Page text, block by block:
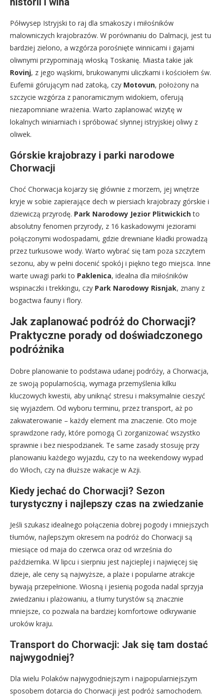
Półwysep Istryjski to raj dla smakoszy i miłośników
malowniczych krajobrazów. W porównaniu do Dalmacji, jest tu
bardziej zielono, a wzgórza porośnięte winnicami i gajami
oliwnymi przypominają włoską Toskanię. Miasta takie jak
Rovinj, z jego wąskimi, brukowanymi uliczkami i kościołem św.
Eufemii górującym nad zatoką, czy Motovun, położony na
szczycie wzgórza z panoramicznym widokiem, oferują
niezapomniane wrażenia. Warto zaplanować wizytę w
lokalnych winiarniach i spróbować słynnej istryjskiej oliwy z
oliwek.
Górskie krajobrazy i parki narodowe
Chorwacji
Choć Chorwacja kojarzy się głównie z morzem, jej wnętrze
kryje w sobie zapierające dech w piersiach krajobrazy górskie i
dziewiczą przyrodę. Park Narodowy Jezior Plitwickichto
absolutny fenomen przyrody, z 16 kaskadowymi jeziorami
połączonymi wodospadami, gdzie drewniane kładki prowadzą
przez turkusowe wody. Warto wybrać się tam poza szczytem
sezonu, aby w pełni docenić spokój i piękno tego miejsca. Inne
warte uwagi parki to Paklenica, idealna dla miłośników
wspinaczki i trekkingu, czy Park Narodowy Risnjak, znany z
bogactwa fauny i flory.
Jak zaplanować podróż do Chorwacji?
Praktyczne porady od doświadczonego
podróżnika
Dobre planowanie to podstawa udanej podróży, a Chorwacja,
ze swoją popularnością, wymaga przemyślenia kilku
kluczowych kwestii, aby uniknąć stresu i maksymalnie cieszyć
się wyjazdem. Od wyboru terminu, przez transport, aż po
zakwaterowanie – każdy element ma znaczenie. Oto moje
sprawdzone rady, które pomogą Ci zorganizować wszystko
sprawnie i bez niespodzianek. Te same zasady stosuję przy
planowaniu każdego wyjazdu, czy to na weekendowy wypad
do Włoch, czy na dłuższe wakacje w Azji.
Kiedy jechać do Chorwacji? Sezon
turystyczny i najlepszy czas na zwiedzanie
Jeśli szukasz idealnego połączenia dobrej pogody i mniejszych
tłumów, najlepszym okresem na podróż do Chorwacji są
miesiące od maja do czerwca oraz od września do
października. W lipcu i sierpniu jest najcieplej i najwięcej się
dzieje, ale ceny są najwyższe, a plaże i popularne atrakcje
bywają przepełnione. Wiosną i jesienią pogoda nadal sprzyja
zwiedzaniu i plażowaniu, a tłumy turystów są znacznie
mniejsze, co pozwala na bardziej komfortowe odkrywanie
uroków kraju.
Transport do Chorwacji: Jak się tam dostać
najwygodniej?
Dla wielu Polaków najwygodniejszym i najpopularniejszym
sposobem dotarcia do Chorwacji jest podróż samochodem.